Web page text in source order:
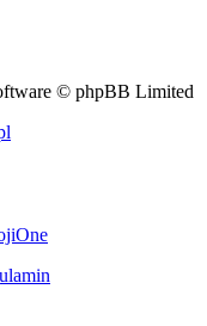
© phpBB Limited